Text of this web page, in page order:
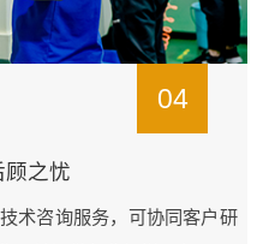
04
之忧
术咨询服务，可协同客户研